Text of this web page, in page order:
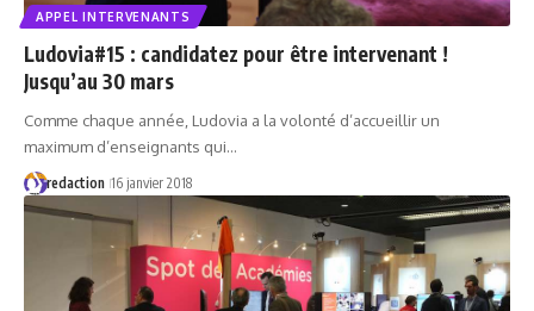
APPEL INTERVENANTS
Ludovia#15 : candidatez pour être intervenant !
Jusqu’au 30 mars
Comme chaque année, Ludovia a la volonté d’accueillir un
maximum d’enseignants qui…
redaction 16 janvier 2018